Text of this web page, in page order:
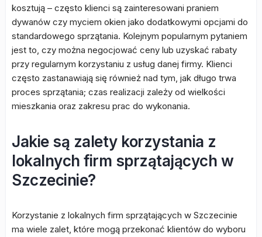
kosztują – często klienci są zainteresowani praniem
dywanów czy myciem okien jako dodatkowymi opcjami do
standardowego sprzątania. Kolejnym popularnym pytaniem
jest to, czy można negocjować ceny lub uzyskać rabaty
przy regularnym korzystaniu z usług danej firmy. Klienci
często zastanawiają się również nad tym, jak długo trwa
proces sprzątania; czas realizacji zależy od wielkości
mieszkania oraz zakresu prac do wykonania.
Jakie są zalety korzystania z
lokalnych firm sprzątających w
Szczecinie?
Korzystanie z lokalnych firm sprzątających w Szczecinie
ma wiele zalet, które mogą przekonać klientów do wyboru